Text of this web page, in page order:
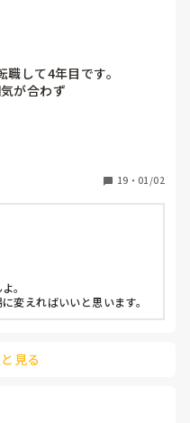
して4年目です。
が合わず
十年という先生がほとん
ね
うです。
たが
人も何年も言われ続けて
19 ・ 01/02
。
変えればいいと思います。
見る